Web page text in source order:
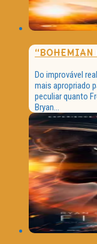
“BOHEMIAN
Do improvável
mais apropriado
peculiar quanto
Bryan...